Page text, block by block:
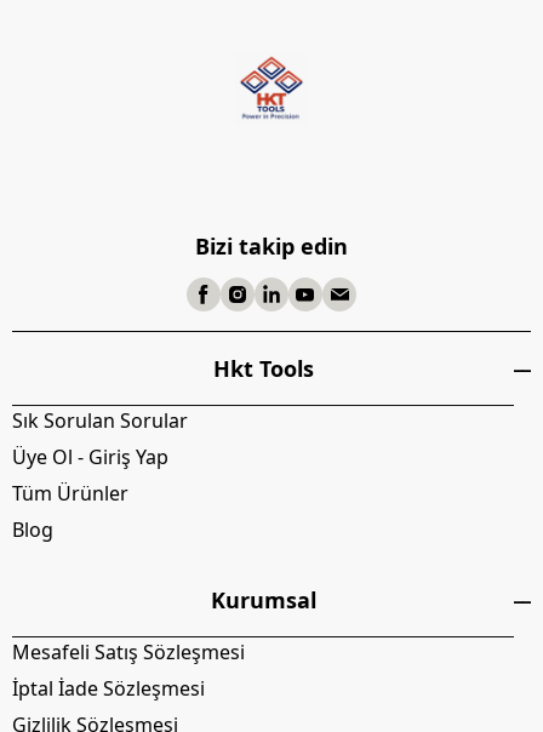
Bizi takip edin
Hkt Tools
Sık Sorulan Sorular
Üye Ol - Giriş Yap
Tüm Ürünler
Blog
Kurumsal
Mesafeli Satış Sözleşmesi
İptal İade Sözleşmesi
Gizlilik Sözleşmesi